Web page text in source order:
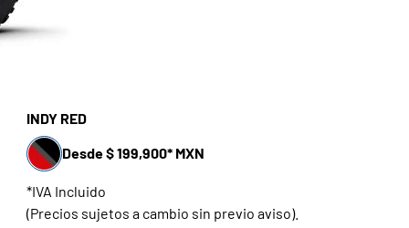
INDY RED
Desde $ 199,900* MXN
*IVA Incluido
(Precios sujetos a cambio sin previo aviso).